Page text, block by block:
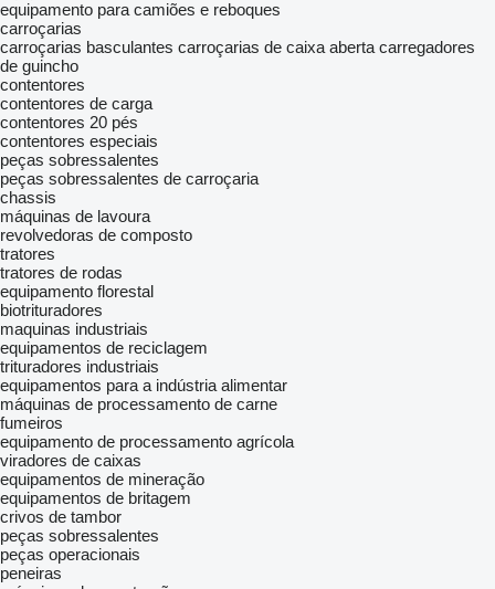
equipamento para camiões e reboques
carroçarias
carroçarias basculantes carroçarias de caixa aberta carregadores
de guincho
contentores
contentores de carga
contentores 20 pés
contentores especiais
peças sobressalentes
peças sobressalentes de carroçaria
chassis
máquinas de lavoura
revolvedoras de composto
tratores
tratores de rodas
equipamento florestal
biotrituradores
maquinas industriais
equipamentos de reciclagem
trituradores industriais
equipamentos para a indústria alimentar
máquinas de processamento de carne
fumeiros
equipamento de processamento agrícola
viradores de caixas
equipamentos de mineração
equipamentos de britagem
crivos de tambor
peças sobressalentes
peças operacionais
peneiras